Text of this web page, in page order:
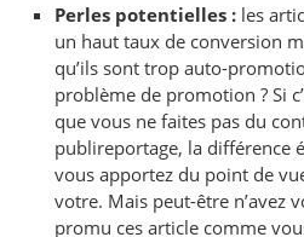
Perles potentielles : les
un haut taux de conversion
qu’ils sont trop auto-
problème de promotion ? Si
que vous ne faites pas du
publireportage, la différence
vous apportez du point de
votre. Mais peut-être n’avez
promu ces article comme